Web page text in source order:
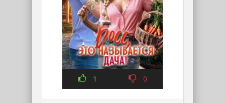
1 0